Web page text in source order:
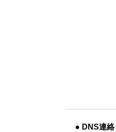
● DNS連絡